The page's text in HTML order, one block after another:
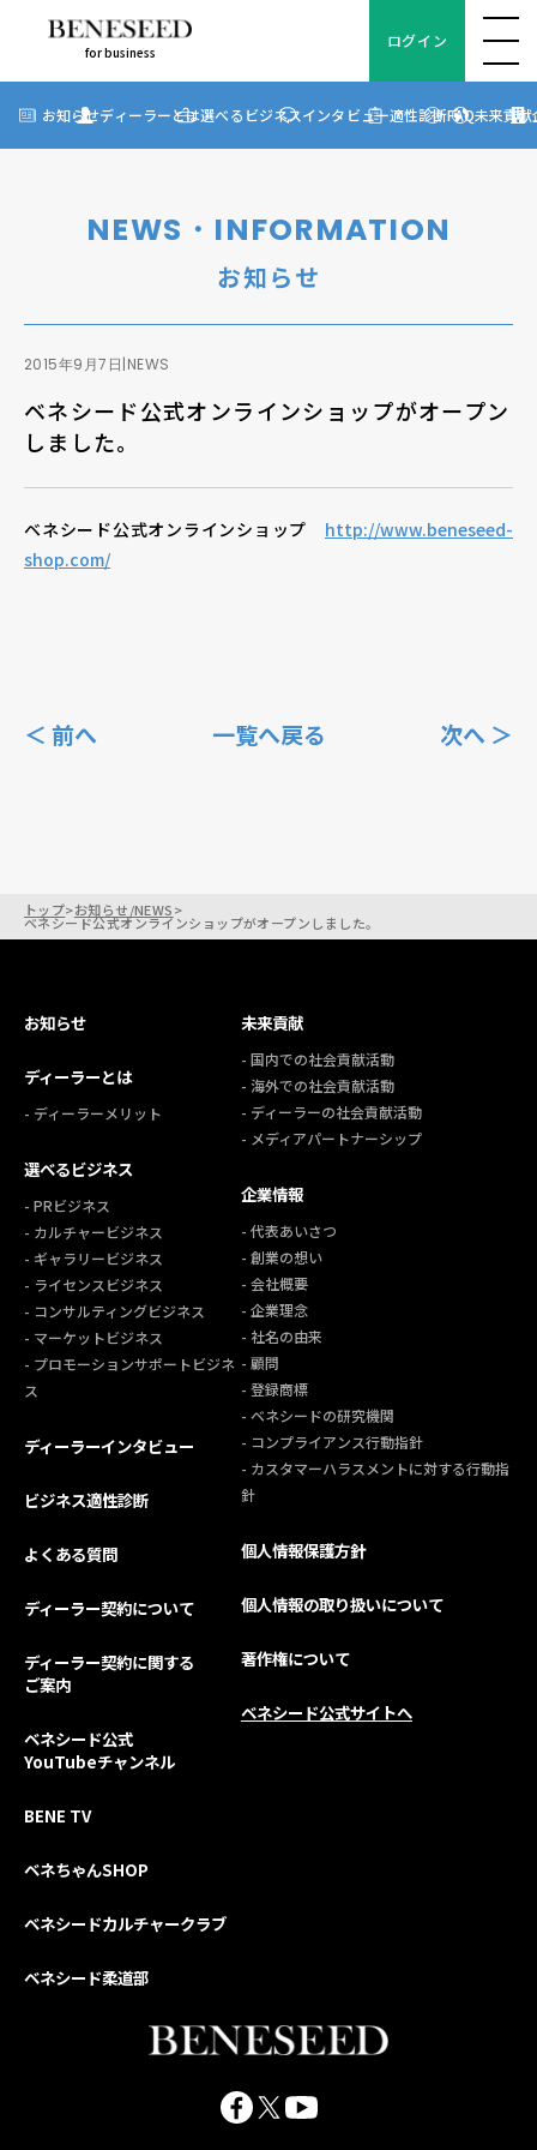
for business
お知らせ
ディーラーとは
FAQ
未来貢献
企業情報
ディーラー契約について
for business
ログイン
お知らせディーラーとは選べるビジネスインタビュー適性診断
? FAQ未来貢献
NEWS・INFORMATION
お知らせ
2015年9月7日 NEWS
ベネシード公式オンラインショップがオープン
しました。
ベネシード公式オンラインショップ http://www.beneseed-
shop.com/
＜ 前へ 一覧へ戻る 次へ ＞
トップ>お知らせ/NEWS>
ベネシード公式オンラインショップがオープンしました。
お知らせ
ディーラーとは
- ディーラーメリット
選べるビジネス
- PRビジネス
- カルチャービジネス
- ギャラリービジネス
- ライセンスビジネス
- コンサルティングビジネス
- マーケットビジネス
- プロモーションサポートビジネ
ス
ディーラーインタビュー
ビジネス適性診断
よくある質問
ディーラー契約について
ディーラー契約に関する
ご案内
ベネシード公式
YouTubeチャンネル
BENE TV
ベネちゃんSHOP
ベネシードカルチャークラブ
ベネシード柔道部
未来貢献
- 国内での社会貢献活動
- 海外での社会貢献活動
- ディーラーの社会貢献活動
- メディアパートナーシップ
企業情報
- 代表あいさつ
- 創業の想い
- 会社概要
- 企業理念
- 社名の由来
- 顧問
- 登録商標
- ベネシードの研究機関
- コンプライアンス行動指針
- カスタマーハラスメントに対する行動指
針
個人情報保護方針
個人情報の取り扱いについて
著作権について
ベネシード公式サイトへ